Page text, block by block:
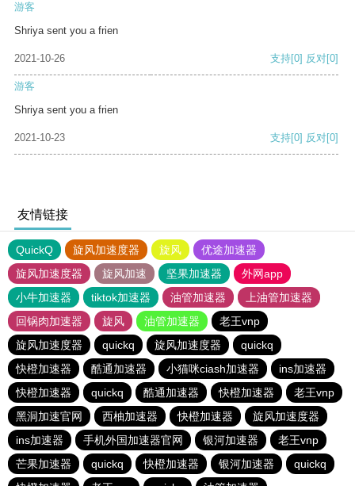
游客
Shriya sent you a frien
2021-10-26 支持[0] 反对[0]
游客
Shriya sent you a frien
2021-10-23 支持[0] 反对[0]
友情链接
QuickQ 旋风加速度器 旋风
优途加速器
旋风加速度器
旋风加速 坚果加速器
外网app
小牛加速器
tiktok加速器 油管加速器
上油管加速器
回锅肉加速器
旋风 油管加速器
老王vnp
旋风加速度器
quickq 旋风加速度器
quickq
快橙加速器
酷通加速器 小猫咪ciash加速器
ins加速器
快橙加速器
quickq 酷通加速器 快橙加速器
老王vnp
黑洞加速官网
西柚加速器 快橙加速器
旋风加速度器
ins加速器
手机外国加速器官网 银河加速器
老王vnp
芒果加速器
quickq 快橙加速器 银河加速器
quickq